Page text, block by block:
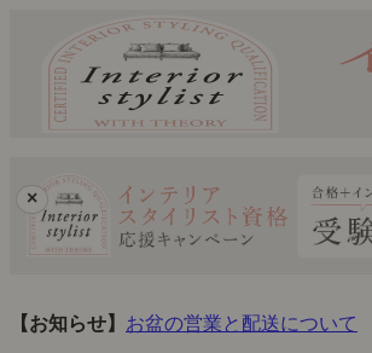
×
【お知らせ】 お盆の営業と配送について